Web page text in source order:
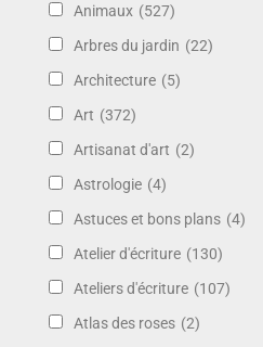
Animaux (527)
Arbres du jardin (22)
Architecture (5)
Art (372)
Artisanat d'art (2)
Astrologie (4)
Astuces et bons plans (4)
Atelier d'écriture (130)
Ateliers d'écriture (107)
Atlas des roses (2)